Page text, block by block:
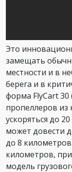
Это
замещать
местности и в
берега и в
форма FlyCart 30
пропеллеров из
ускоряться до
может довести
до 8 километров
километров,
модель